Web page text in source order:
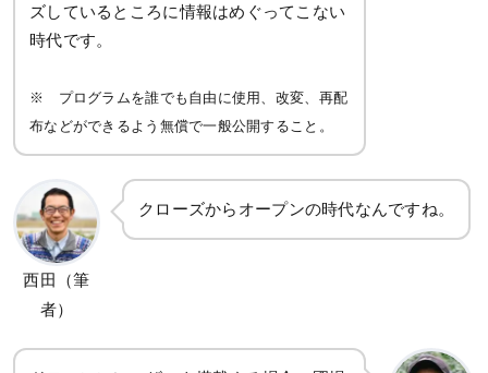
ズしているところに情報はめぐってこない
時代です。
※ プログラムを誰でも自由に使用、改変、再配
布などができるよう無償で一般公開すること。
西田（筆
者）
クローズからオープンの時代なんですね。